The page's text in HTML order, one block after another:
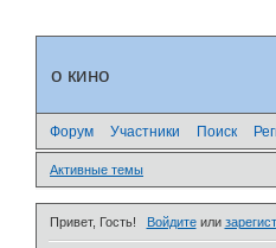
о кино
Форум Участники Поиск
Активные темы
Привет, Гость! Войдитеили